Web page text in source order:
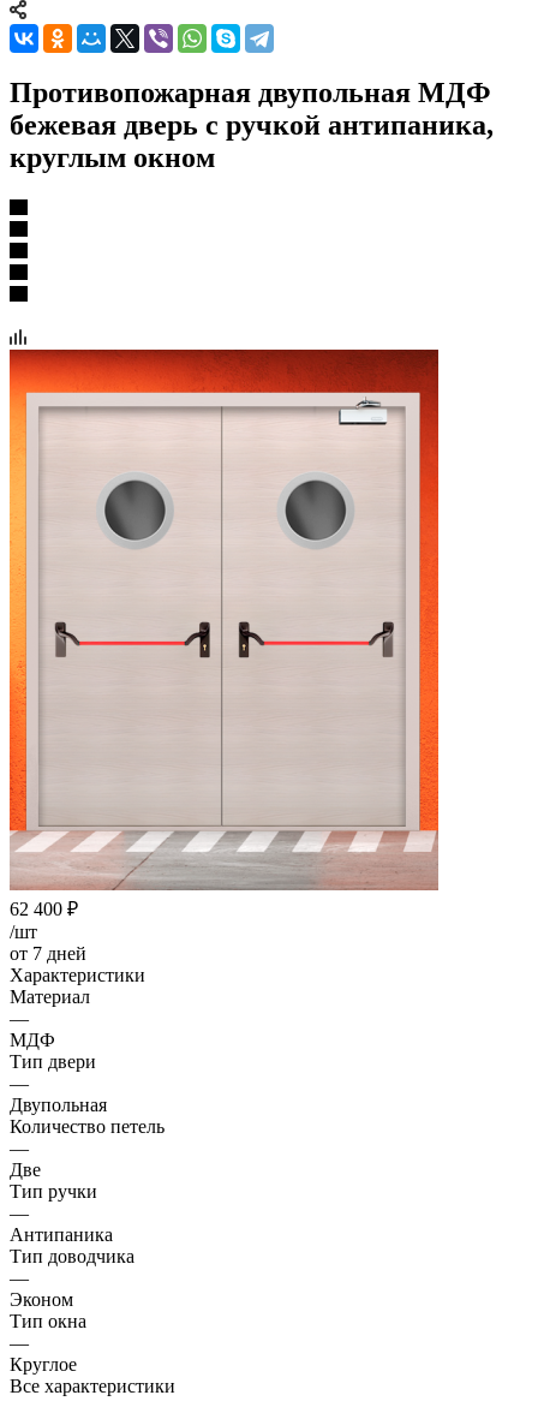
Противопожарная двупольная МДФ
бежевая дверь с ручкой антипаника,
круглым окном
62 400 ₽
/шт
от 7 дней
Характеристики
Материал
—
МДФ
Тип двери
—
Двупольная
Количество петель
—
Две
Тип ручки
—
Антипаника
Тип доводчика
—
Эконом
Тип окна
—
Круглое
Все характеристики